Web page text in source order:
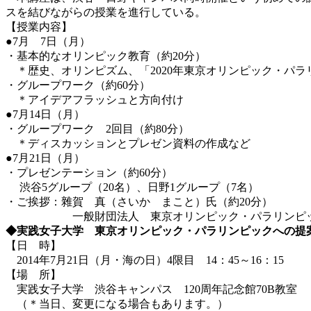
スを結びながらの授業を進行している。
【授業内容】
●7月 7日（月）
・基本的なオリンピック教育（約20分）
＊歴史、オリンピズム、「2020年東京オリンピック・パ
・グループワーク（約60分）
＊アイデアフラッシュと方向付け
●7月14日（月）
・グループワーク 2回目（約80分）
＊ディスカッションとプレゼン資料の作成など
●7月21日（月）
・プレゼンテーション（約60分）
渋谷5グループ（20名）、日野1グループ（7名）
・ご挨拶：雜賀 真（さいか まこと）氏（約20分）
一般財団法人 東京オリンピック・パラリンピック
◆実践女子大学 東京オリンピック・パラリンピックへの提
【日 時】
2014年7月21日（月・海の日）4限目 14：45～16：15
【場 所】
実践女子大学 渋谷キャンパス 120周年記念館70B教室
（＊当日、変更になる場合もあります。）